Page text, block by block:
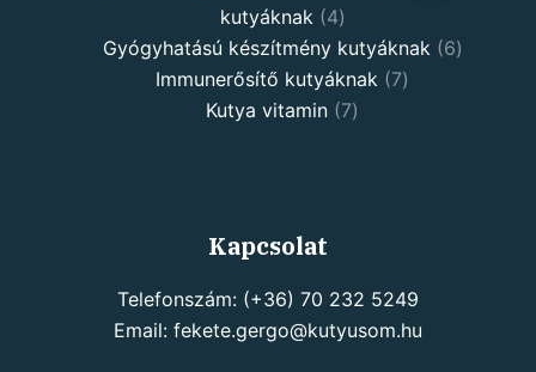
kutyáknak
44
products
Gyógyhatású készítmény kutyáknak 66
Immunerősítő kutyáknak 77
Kutya vitamin 77
Kapcsolat
Telefonszám: (+36) 70 232 5249
Email: fekete.gergo@kutyusom.hu